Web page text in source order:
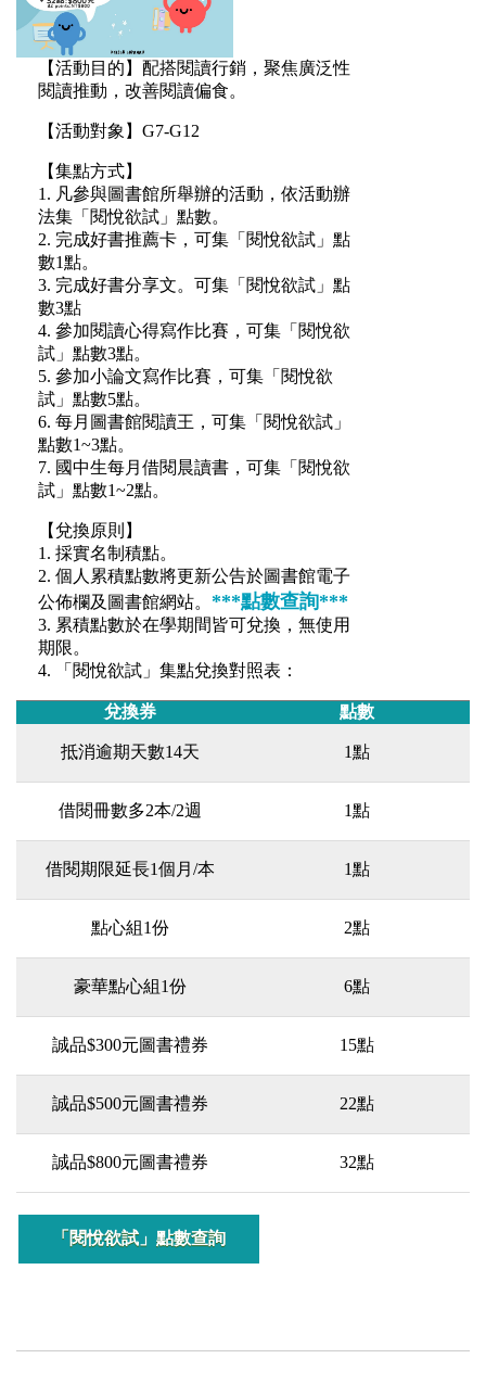
【活動目的】配搭閱讀行銷，聚焦廣泛性
閱讀推動，改善閱讀偏食。
【活動對象】G7-G12
【集點方式】
1. 凡參與圖書館所舉辦的活動，依活動辦
法集「閱悅欲試」點數。
2. 完成好書推薦卡，可集「閱悅欲試」點
數1點。
3. 完成好書分享文。可集「閱悅欲試」點
數3點
4. 參加閱讀心得寫作比賽，可集「閱悅欲
試」點數3點。
5. 參加小論文寫作比賽，可集「閱悅欲
試」點數5點。
6. 每月圖書館閱讀王，可集「閱悅欲試」
點數1~3點。
7. 國中生每月借閱晨讀書，可集「閱悅欲
試」點數1~2點。
【兌換原則】
1. 採實名制積點。
2. 個人累積點數將更新公告於圖書館電子
公佈欄及圖書館網站。 ***點數查詢***
3. 累積點數於在學期間皆可兌換，無使用
期限。
4. 「閱悅欲試」集點兌換對照表：
兌換券 點數
抵消逾期天數14天 1點
借閱冊數多2本/2週 1點
借閱期限延長1個月/本 1點
點心組1份 2點
豪華點心組1份 6點
誠品$300元圖書禮券 15點
誠品$500元圖書禮券 22點
誠品$800元圖書禮券 32點
「閱悅欲試」點數查詢